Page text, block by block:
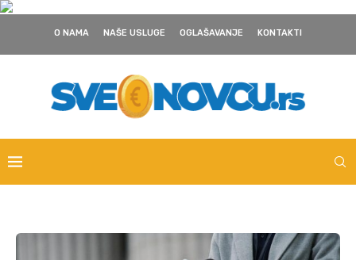
O NAMA NAŠE USLUGE OGLAŠAVANJE KONTAKTI